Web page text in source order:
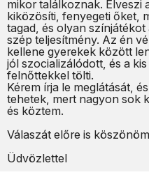
mikor találkoznak. Elveszi
kiközösíti, fenyegeti őket,
tagad, és olyan
szép teljesítmény. Az én
kellene gyerekek között
jól szocializálódott, és a
felnőttekkel tölti.
Kérem írja le meglátását,
tehetek, mert nagyon sok
és köztem.
Válaszát előre is
Üdvözlettel